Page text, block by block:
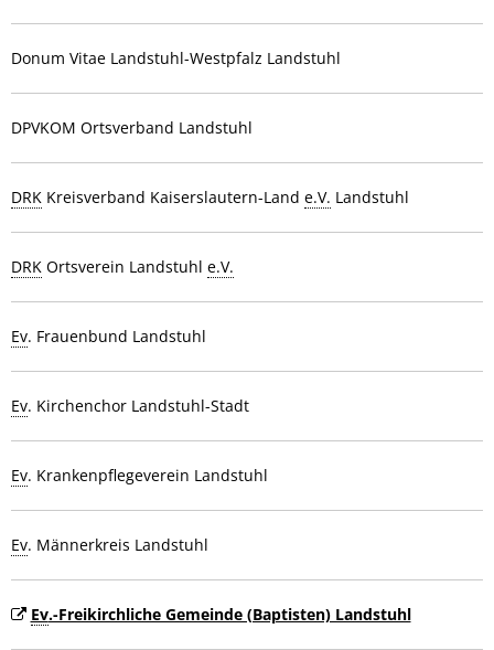
Donum Vitae Landstuhl-Westpfalz Landstuhl
DPVKOM Ortsverband Landstuhl
DRK Kreisverband Kaiserslautern-Land e.V. Landstuhl
DRK Ortsverein Landstuhl e.V.
Ev. Frauenbund Landstuhl
Ev. Kirchenchor Landstuhl-Stadt
Ev. Krankenpflegeverein Landstuhl
Ev. Männerkreis Landstuhl
Ev.-Freikirchliche Gemeinde (Baptisten) Landstuhl